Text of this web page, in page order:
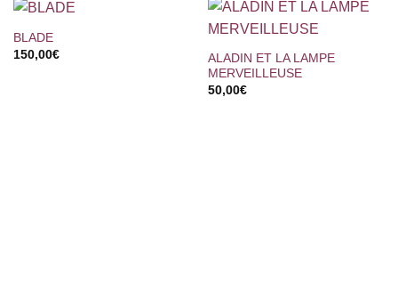
BLADE
150,00€
ALADIN ET LA LAMPE
MERVEILLEUSE
50,00€